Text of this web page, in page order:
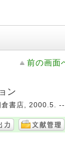
前の画面
ン
書店, 2000.5.